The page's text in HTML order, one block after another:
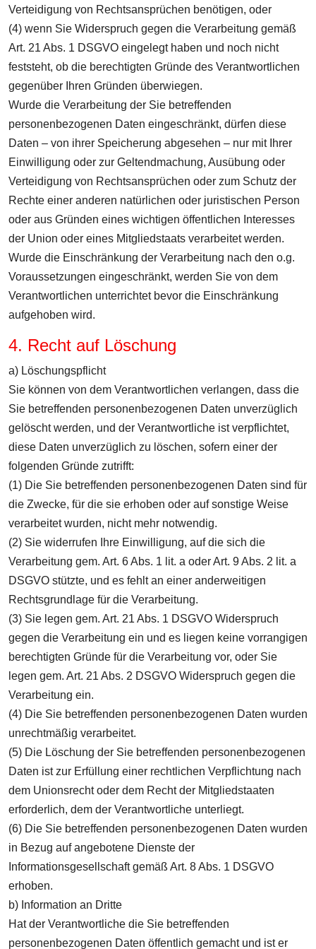
Verteidigung von Rechtsansprüchen benötigen, oder
(4) wenn Sie Widerspruch gegen die Verarbeitung gemäß
Art. 21 Abs. 1 DSGVO eingelegt haben und noch nicht
feststeht, ob die berechtigten Gründe des Verantwortlichen
gegenüber Ihren Gründen überwiegen.
Wurde die Verarbeitung der Sie betreffenden
personenbezogenen Daten eingeschränkt, dürfen diese
Daten – von ihrer Speicherung abgesehen – nur mit Ihrer
Einwilligung oder zur Geltendmachung, Ausübung oder
Verteidigung von Rechtsansprüchen oder zum Schutz der
Rechte einer anderen natürlichen oder juristischen Person
oder aus Gründen eines wichtigen öffentlichen Interesses
der Union oder eines Mitgliedstaats verarbeitet werden.
Wurde die Einschränkung der Verarbeitung nach den o.g.
Voraussetzungen eingeschränkt, werden Sie von dem
Verantwortlichen unterrichtet bevor die Einschränkung
aufgehoben wird.
4. Recht auf Löschung
a) Löschungspflicht
Sie können von dem Verantwortlichen verlangen, dass die
Sie betreffenden personenbezogenen Daten unverzüglich
gelöscht werden, und der Verantwortliche ist verpflichtet,
diese Daten unverzüglich zu löschen, sofern einer der
folgenden Gründe zutrifft:
(1) Die Sie betreffenden personenbezogenen Daten sind für
die Zwecke, für die sie erhoben oder auf sonstige Weise
verarbeitet wurden, nicht mehr notwendig.
(2) Sie widerrufen Ihre Einwilligung, auf die sich die
Verarbeitung gem. Art. 6 Abs. 1 lit. a oder Art. 9 Abs. 2 lit. a
DSGVO stützte, und es fehlt an einer anderweitigen
Rechtsgrundlage für die Verarbeitung.
(3) Sie legen gem. Art. 21 Abs. 1 DSGVO Widerspruch
gegen die Verarbeitung ein und es liegen keine vorrangigen
berechtigten Gründe für die Verarbeitung vor, oder Sie
legen gem. Art. 21 Abs. 2 DSGVO Widerspruch gegen die
Verarbeitung ein.
(4) Die Sie betreffenden personenbezogenen Daten wurden
unrechtmäßig verarbeitet.
(5) Die Löschung der Sie betreffenden personenbezogenen
Daten ist zur Erfüllung einer rechtlichen Verpflichtung nach
dem Unionsrecht oder dem Recht der Mitgliedstaaten
erforderlich, dem der Verantwortliche unterliegt.
(6) Die Sie betreffenden personenbezogenen Daten wurden
in Bezug auf angebotene Dienste der
Informationsgesellschaft gemäß Art. 8 Abs. 1 DSGVO
erhoben.
b) Information an Dritte
Hat der Verantwortliche die Sie betreffenden
personenbezogenen Daten öffentlich gemacht und ist er